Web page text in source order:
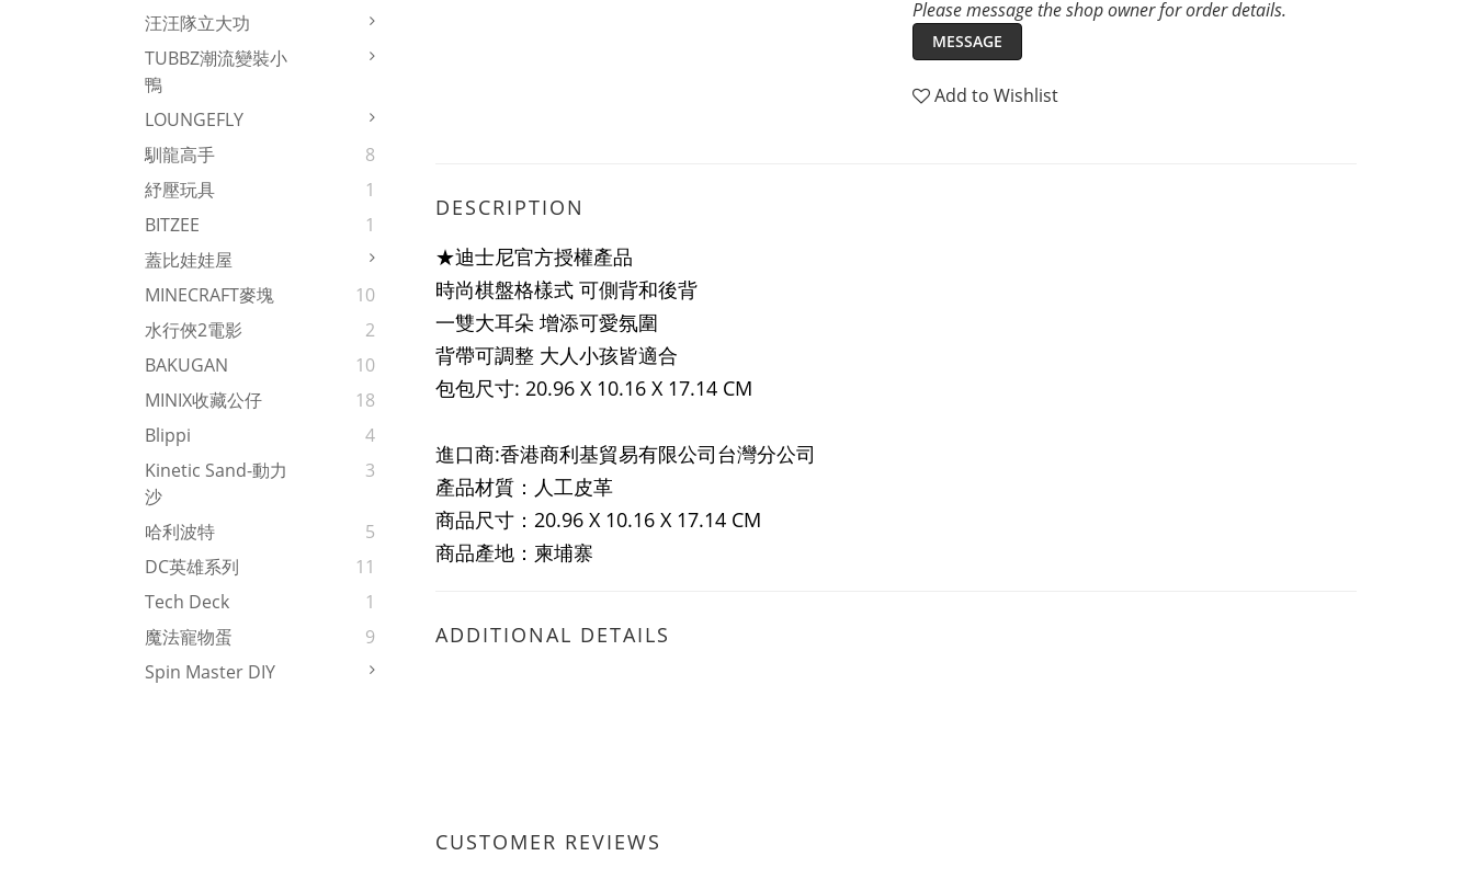
汪汪隊立大功
TUBBZ潮流變裝小
鴨
LOUNGEFLY
馴龍高手
8
紓壓玩具
1
BITZEE
1
蓋比娃娃屋
MINECRAFT麥塊
10
水行俠2電影
2
BAKUGAN
10
MINIX收藏公仔
18
Blippi
4
Kinetic Sand-動力
沙
3
哈利波特
5
DC英雄系列
11
Tech Deck
1
魔法寵物蛋
9
Spin Master DIY
Please message the shop owner for order details.
MESSAGE
Add to Wishlist
DESCRIPTION
★迪士尼官方授權產品
時尚棋盤格樣式 可側背和後背
一雙大耳朵 增添可愛氛圍
背帶可調整 大人小孩皆適合
包包尺寸: 20.96 X 10.16 X 17.14 CM
進口商:香港商利基貿易有限公司台灣分公司
產品材質：人工皮革
商品尺寸： 20.96 X 10.16 X 17.14 CM
商品產地：柬埔寨
ADDITIONAL DETAILS
CUSTOMER REVIEWS